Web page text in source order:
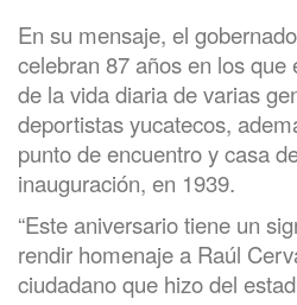
En su mensaje, el
celebran 87 años en los
de la vida diaria de varias
deportistas yucatecos,
punto de encuentro y casa
inauguración, en 1939.
“Este aniversario tiene un
rendir homenaje a Raúl
ciudadano que hizo del